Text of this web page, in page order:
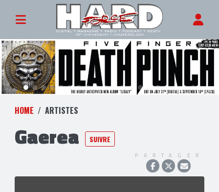
HOME ARTISTES
Gaerea SUIVRE
PARTAGER